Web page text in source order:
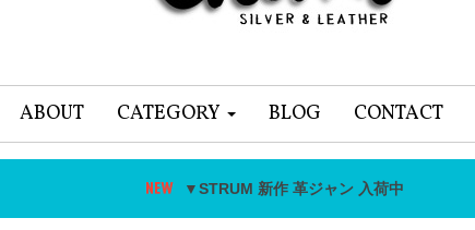
ABOUT CATEGORY BLOG CONTACT
▼STRUM 新作 革ジャン 入荷中